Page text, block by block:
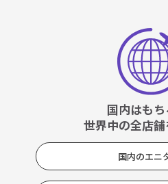
国内はもち
世界中の全店
国内のエニ